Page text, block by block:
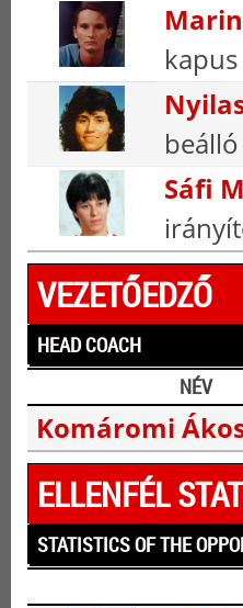
kapus
beálló
Sáfi
VEZETŐEDZŐ
HEAD COACH
NÉV
Komáromi
ELLENFÉL
STATISTICS OF THE